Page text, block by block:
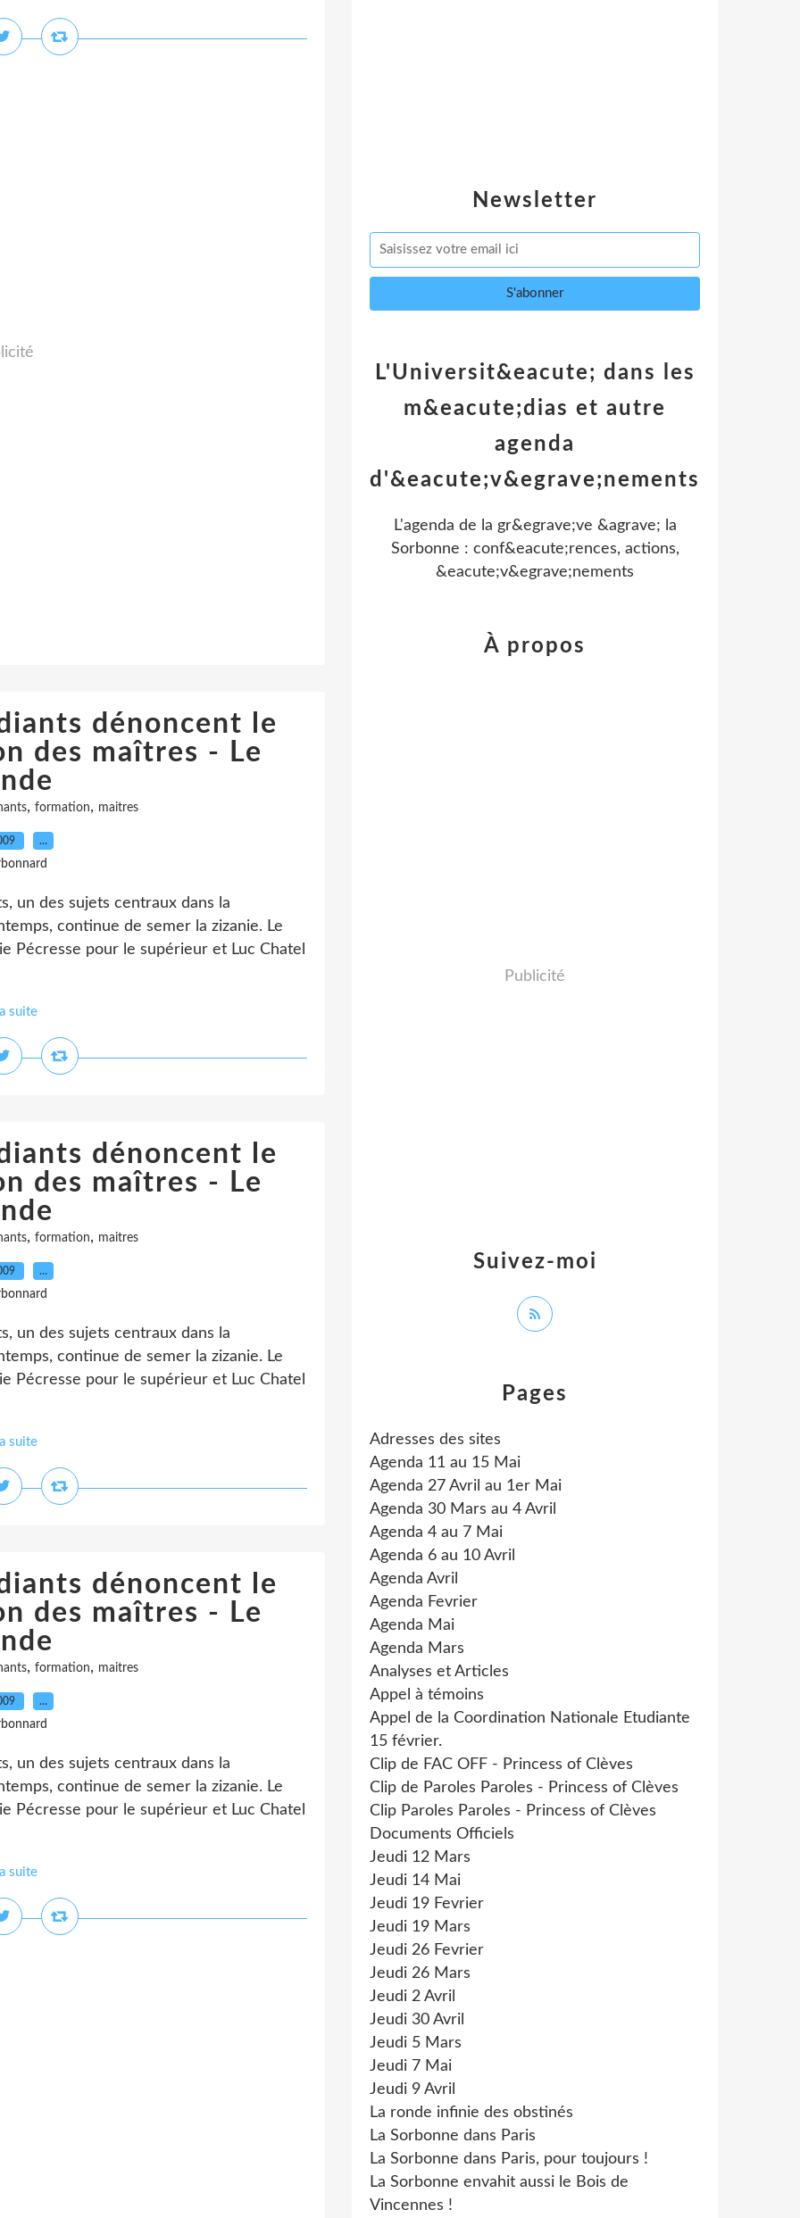
dénoncent le
des maîtres - Le
, formation, maitres
…
un des sujets centraux dans la
continue de semer la zizanie. Le
Pécresse pour le supérieur et Luc Chatel
suite
dénoncent le
des maîtres - Le
, formation, maitres
…
un des sujets centraux dans la
continue de semer la zizanie. Le
Pécresse pour le supérieur et Luc Chatel
suite
dénoncent le
des maîtres - Le
, formation, maitres
…
un des sujets centraux dans la
continue de semer la zizanie. Le
Pécresse pour le supérieur et Luc Chatel
suite
Newsletter
Pages
Adresses des sites
Agenda 11 au 15 Mai
Agenda 27 Avril au 1er Mai
Agenda 30 Mars au 4 Avril
Agenda 4 au 7 Mai
Agenda 6 au 10 Avril
Agenda Avril
Agenda Fevrier
Agenda Mai
Agenda Mars
Analyses et Articles
Appel à témoins
Appel de la Coordination Nationale Etudiante
15 février.
Clip de FAC OFF - Princess of Clèves
Clip de Paroles Paroles - Princess of Clèves
Clip Paroles Paroles - Princess of Clèves
Documents Officiels
Jeudi 12 Mars
Jeudi 14 Mai
Jeudi 19 Fevrier
Jeudi 19 Mars
Jeudi 26 Fevrier
Jeudi 26 Mars
Jeudi 2 Avril
Jeudi 30 Avril
Jeudi 5 Mars
Jeudi 7 Mai
Jeudi 9 Avril
La ronde infinie des obstinés
La Sorbonne dans Paris
La Sorbonne dans Paris, pour toujours !
La Sorbonne envahit aussi le Bois de
Vincennes !
L'Universit&eacute; dans les
m&eacute;dias et autre
agenda
d'&eacute;v&egrave;nements
L'agenda de la gr&egrave;ve &agrave; la
Sorbonne : conf&eacute;rences, actions,
&eacute;v&egrave;nements
Suivez-moi
À propos
Publicité